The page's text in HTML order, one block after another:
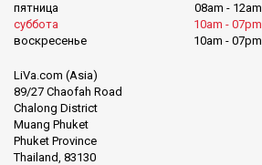
пятница
08am - 12am
суббота
10am - 07pm
воскресенье
10am - 07pm
LiVa.com (Asia)
89/27 Chaofah Road
Chalong District
Muang Phuket
Phuket Province
Thailand, 83130